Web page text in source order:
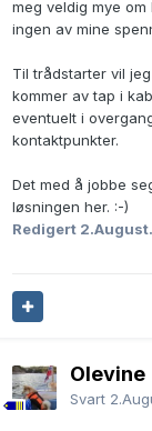
meg veldig mye
ingen av mine
Til trådstarter vil
kommer av tap i
eventuelt i
kontaktpunkter.
Det med å jobbe
løsningen her. :-)
Redigert
Olevine
Svart